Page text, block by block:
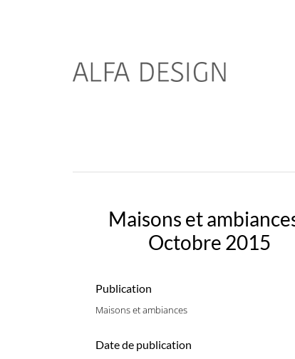
Maisons et
Octobre 2015
Publication
Maisons et ambiances
Date de publication